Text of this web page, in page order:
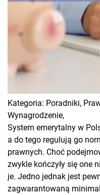
Kategoria: Poradniki,
Wynagrodzenie,
System emerytalny w
a do tego regulują go
prawnych. Choć
zwykle kończyły się one
je. Jedno jednak jest
zagwarantowaną